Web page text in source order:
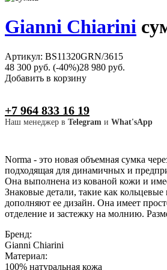
Gianni Chiarini
Артикул: BS11320GRN/3615
48 300 руб. (-40%)28 980 руб.
Добавить в корзину
+7 964 833 16 19
Наш менеджер в Telegram и What'sApp
Norma - это новая объемная сумка
подходящая для динамичных и
Она выполнена из кованой кожи и
Знаковые детали, такие как
дополняют ее дизайн. Она имеет
отделение и застежку на молнию.
Бренд:
Gianni Chiarini
Материал:
100% натуральная кожа